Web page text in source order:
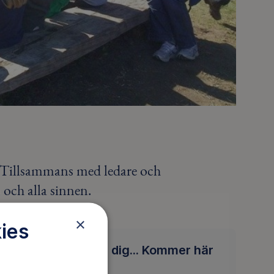
med ledare och
alla sinnen.
Anmäl dig... Kommer här
×